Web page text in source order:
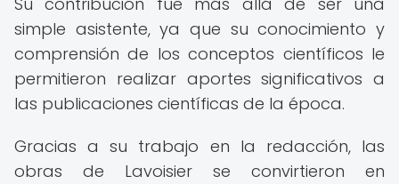
simple asistente, ya que su conocimiento y
comprensión de los conceptos científicos le
permitieron realizar aportes significativos a
las publicaciones científicas de la época.
Gracias a su trabajo en la redacción, las
obras de Lavoisier se convirtieron en